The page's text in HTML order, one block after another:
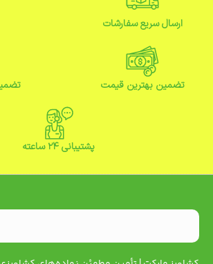
ارسال سریع سفارشات
تضمین بهترین قیمت
پشتیبانی ۲۴ ساعته